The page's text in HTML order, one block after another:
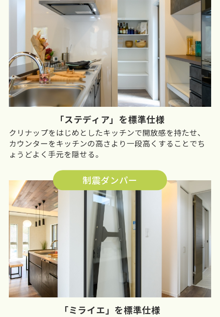
「ステディア」を標準仕様
クリナップをはじめとしたキッチンで開放感を持たせ、
カウンターをキッチンの高さより一段高くすることでち
ょうどよく手元を隠せる。
制震ダンパー
「ミライエ」を標準仕様